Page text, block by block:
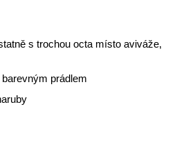
s trochou octa místo aviváže,
prádlem